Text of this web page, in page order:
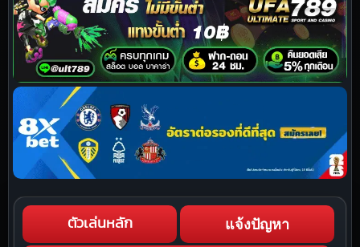
ตัวเล่นหลัก แจ้งปัญหา